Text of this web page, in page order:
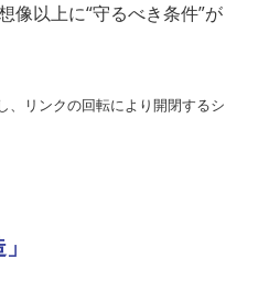
像以上に“守るべき条件”が
、リンクの回転により開閉するシ